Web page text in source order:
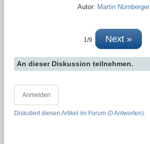
Autor: Martin Nürnberger
1/9 Next »
An dieser Diskussion teilnehmen.
Anmelden
Diskutiert diesen Artikel im Forum (0 Antworten).